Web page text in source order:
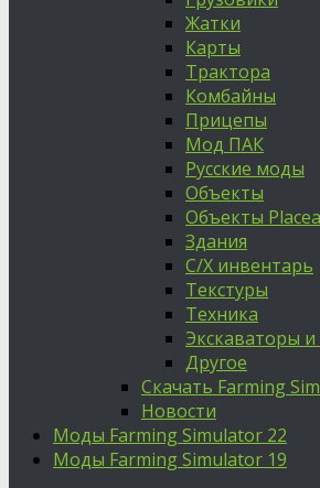
Жатки
Карты
Трактора
Комбайны
Прицепы
Мод ПАК
Русские моды
Объекты
Объекты
Здания
С/Х инвентарь
Текстуры
Техника
Экскаваторы и
Другое
Скачать Farming
Новости
Моды Farming Simulator 22
Моды Farming Simulator 19